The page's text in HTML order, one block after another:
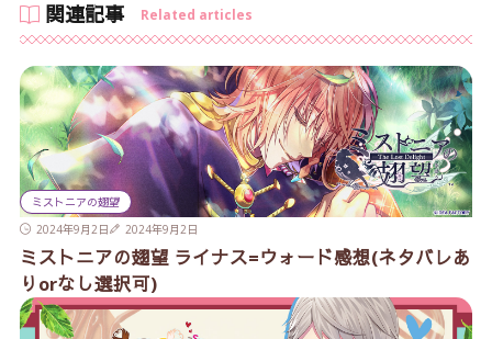
関連記事 Related articles
ミストニアの翅望
2024年9月2日
2024年9月2日
ミストニアの翅望 ライナス=ウォード感想(ネタバレあ
りorなし選択可)